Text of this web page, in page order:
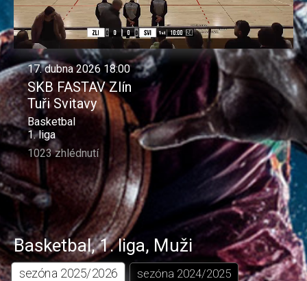
video
17. dubna 2026 18:00
SKB FASTAV Zlín
Tuři Svitavy
Basketbal
1. liga
1023 zhlédnutí
Basketbal,1. liga, Muži
sezóna 2025/2026 sezóna 2024/2025